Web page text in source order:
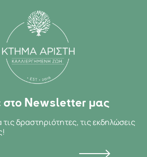
στο Newsletter μας
δραστηριότητες, τις εκδηλώσεις